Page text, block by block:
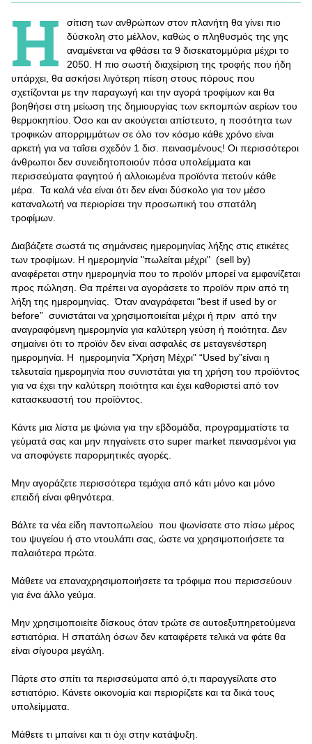
Η
σίτιση των ανθρώπων στον πλανήτη θα γίνει πιο
δύσκολη στο μέλλον, καθώς ο πληθυσμός της γης
αναμένεται να φθάσει τα 9 δισεκατομμύρια μέχρι το
2050. Η πιο σωστή διαχείριση της τροφής που ήδη
υπάρχει, θα ασκήσει λιγότερη πίεση στους πόρους που
σχετίζονται με την παραγωγή και την αγορά τροφίμων και θα
βοηθήσει στη μείωση της δημιουργίας των εκπομπών αερίων του
θερμοκηπίου. Όσο και αν ακούγεται απίστευτο, η ποσότητα των
τροφικών απορριμμάτων σε όλο τον κόσμο κάθε χρόνο είναι
αρκετή για να ταΐσει σχεδόν 1 δισ. πεινασμένους! Οι περισσότεροι
άνθρωποι δεν συνειδητοποιούν πόσα υπολείμματα και
περισσεύματα φαγητού ή αλλοιωμένα προϊόντα πετούν κάθε
μέρα. Τα καλά νέα είναι ότι δεν είναι δύσκολο για τον μέσο
καταναλωτή να περιορίσει την προσωπική του σπατάλη
τροφίμων.
Διαβάζετε σωστά τις σημάνσεις ημερομηνίας λήξης στις ετικέτες
των τροφίμων. Η ημερομηνία "πωλείται μέχρι" (sell by)
αναφέρεται στην ημερομηνία που το προϊόν μπορεί να εμφανίζεται
προς πώληση. Θα πρέπει να αγοράσετε το προϊόν πριν από τη
λήξη της ημερομηνίας. Όταν αναγράφεται “best if used by or
before” συνιστάται να χρησιμοποιείται μέχρι ή πριν από την
αναγραφόμενη ημερομηνία για καλύτερη γεύση ή ποιότητα. Δεν
σημαίνει ότι το προϊόν δεν είναι ασφαλές σε μεταγενέστερη
ημερομηνία. Η ημερομηνία "Χρήση Μέχρι" “Used by”είναι η
τελευταία ημερομηνία που συνιστάται για τη χρήση του προϊόντος
για να έχει την καλύτερη ποιότητα και έχει καθοριστεί από τον
κατασκευαστή του προϊόντος.
Κάντε μια λίστα με ψώνια για την εβδομάδα, προγραμματίστε τα
γεύματά σας και μην πηγαίνετε στο super market πεινασμένοι για
να αποφύγετε παρορμητικές αγορές.
Μην αγοράζετε περισσότερα τεμάχια από κάτι μόνο και μόνο
επειδή είναι φθηνότερα.
Βάλτε τα νέα είδη παντοπωλείου που ψωνίσατε στο πίσω μέρος
του ψυγείου ή στο ντουλάπι σας, ώστε να χρησιμοποιήσετε τα
παλαιότερα πρώτα.
Μάθετε να επαναχρησιμοποιήσετε τα τρόφιμα που περισσεύουν
για ένα άλλο γεύμα.
Μην χρησιμοποιείτε δίσκους όταν τρώτε σε αυτοεξυπηρετούμενα
εστιατόρια. Η σπατάλη όσων δεν καταφέρετε τελικά να φάτε θα
είναι σίγουρα μεγάλη.
Πάρτε στο σπίτι τα περισσεύματα από ό,τι παραγγείλατε στο
εστιατόριο. Κάνετε οικονομία και περιορίζετε και τα δικά τους
υπολείμματα.
Μάθετε τι μπαίνει και τι όχι στην κατάψυξη.